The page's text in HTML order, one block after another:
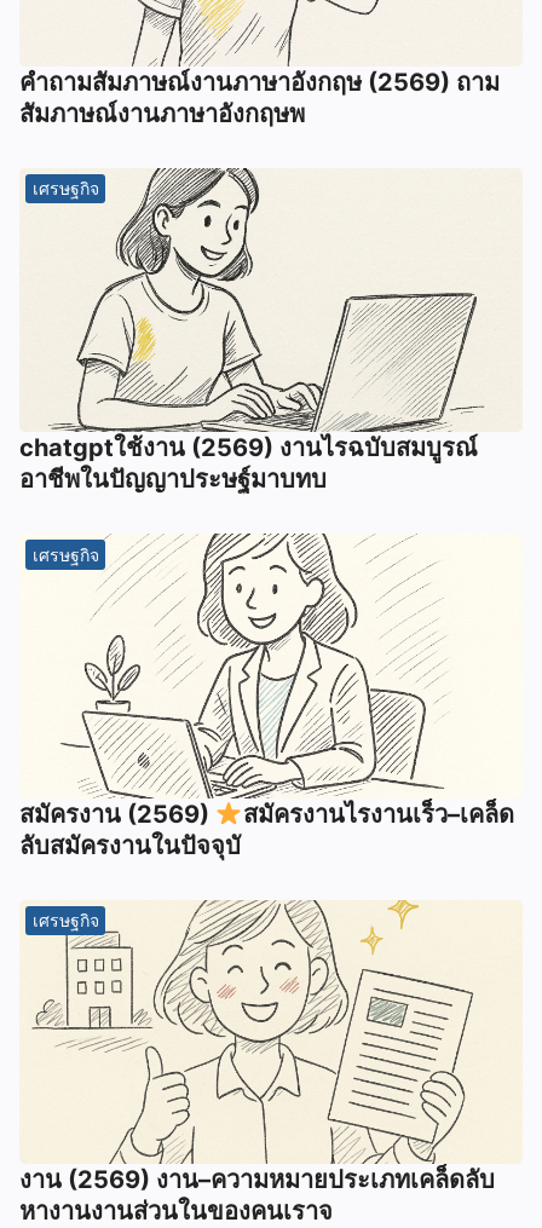
คําถามสัมภาษณ์งานภาษาอังกฤษ (2569) ถาม
สัมภาษณ์งานภาษาอังกฤษพ
เศรษฐกิจ
chatgptใช้งาน (2569) งานไรฉบับสมบูรณ์
อาชีพในปัญญาประษฐ์มาบทบ
เศรษฐกิจ
สมัครงาน (2569)
สมัครงานไรงานเร็ว–เคล็ด
ลับสมัครงานในปัจจุบั
เศรษฐกิจ
งาน (2569) งาน–ความหมายประเภทเคล็ดลับ
หางานงานส่วนในของคนเราจ